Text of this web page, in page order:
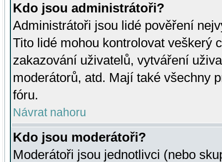
Kdo jsou administrátoři?
Administrátoři jsou lidé pověření
Tito lidé mohou kontrolovat veškerý
zakazování uživatelů, vytváření
moderátorů, atd. Mají také všechny
fóru.
Návrat nahoru
Kdo jsou moderátoři?
Moderátoři jsou jednotlivci (nebo